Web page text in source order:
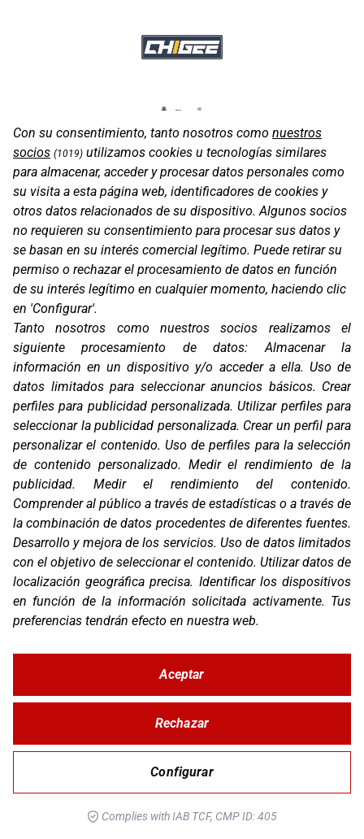
CABLE USB-C / USB-C
CG2
G3
Con su consentimiento, tanto nosotros como nuestros
socios (1019) utilizamos cookies u tecnologías similares
para almacenar, acceder y procesar datos personales como
su visita a esta página web, identificadores de cookies y
otros datos relacionados de su dispositivo. Algunos socios
no requieren su consentimiento para procesar sus datos y
se basan en su interés comercial legítimo. Puede retirar su
permiso o rechazar el procesamiento de datos en función
de su interés legítimo en cualquier momento, haciendo clic
en 'Configurar'.
Tanto nosotros como nuestros socios realizamos el
siguiente procesamiento de datos:Almacenar la
información en un dispositivo y/o acceder a ella. Uso de
datos limitados para seleccionar anuncios básicos. Crear
perfiles para publicidad personalizada.Utilizar perfiles para
seleccionar la publicidad personalizada. Crear un perfil para
personalizar el contenido. Uso de perfiles para la selección
de contenido personalizado. Medir el rendimiento de la
publicidad. Medir el rendimiento del contenido.
Comprender al público a través de estadísticas o a través de
la combinación de datos procedentes de diferentes fuentes.
Desarrollo y mejora de los servicios.Uso de datos limitados
con el objetivo de seleccionar el contenido. Utilizar datos de
localización geográfica precisa. Identificar los dispositivos
en función de la información solicitada activamente. Tus
preferencias tendrán efecto en nuestra web.
Configurar
Rechazar
Aceptar
Complies with IAB TCF, CMP ID: 405